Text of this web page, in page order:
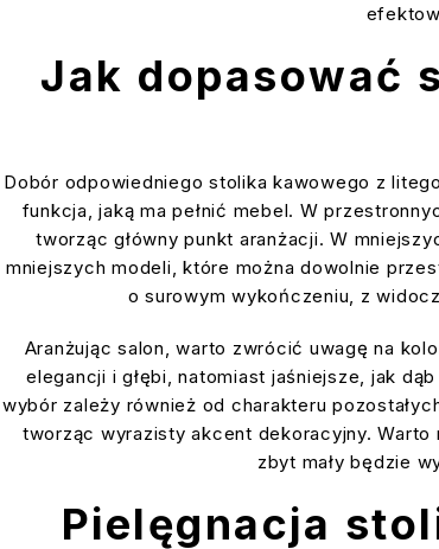
Jak dopasować
Dobór odpowiedniego stolika kawowego z
funkcja, jaką ma pełnić mebel. W
tworząc główny punkt aranżacji. W
mniejszych modeli, które można dowolnie
o surowym wykończeniu, z
Aranżując salon, warto zwrócić uwagę na
elegancji i głębi, natomiast jaśniejsze, jak
wybór zależy również od charakteru
tworząc wyrazisty akcent dekoracyjny.
zbyt mały będzie
Pielęgnacja